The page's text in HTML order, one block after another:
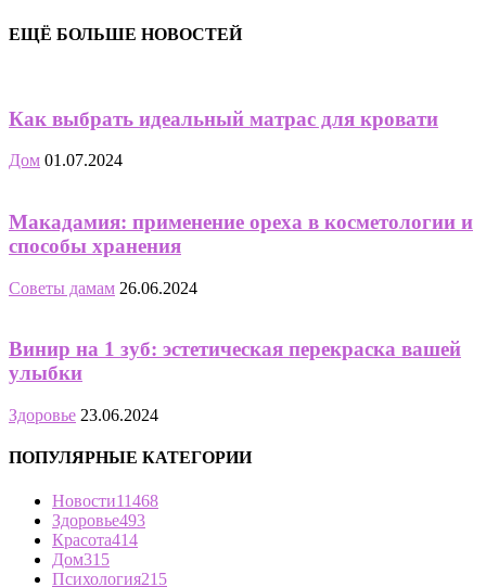
ЕЩЁ БОЛЬШЕ НОВОСТЕЙ
Как выбрать идеальный матрас для кровати
Дом 01.07.2024
Макадамия: применение ореха в косметологии и
способы хранения
Советы дамам 26.06.2024
Винир на 1 зуб: эстетическая перекраска вашей
улыбки
Здоровье 23.06.2024
ПОПУЛЯРНЫЕ КАТЕГОРИИ
Новости11468
Здоровье493
Красота414
Дом315
Психология215